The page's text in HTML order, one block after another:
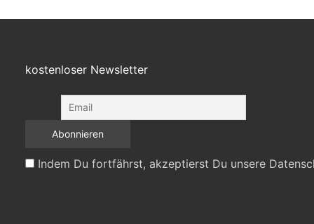
kostenloser Newsletter
Indem Du fortfährst, akzeptierst Du unsere